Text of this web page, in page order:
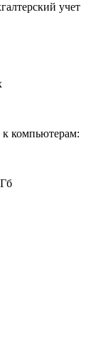
учет
компьютерам: